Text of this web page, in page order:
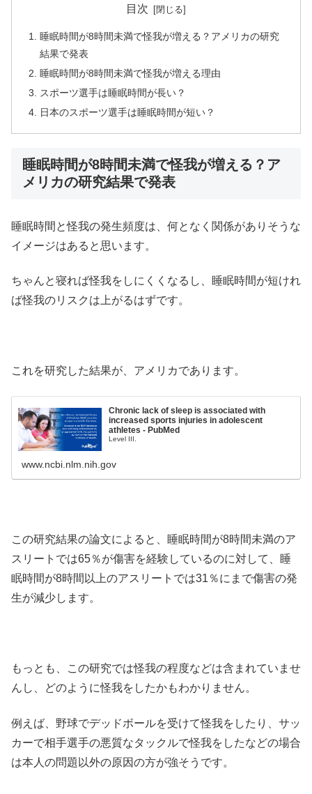
目次
睡眠時間が8時間未満で怪我が増える？アメリカの研究
結果で発表
睡眠時間が8時間未満で怪我が増える理由
スポーツ選手は睡眠時間が長い？
日本のスポーツ選手は睡眠時間が短い？
睡眠時間が8時間未満で怪我が増える？ア
メリカの研究結果で発表
睡眠時間と怪我の発生頻度は、何となく関係がありそうな
イメージはあると思います。
ちゃんと寝れば怪我をしにくくなるし、睡眠時間が短けれ
ば怪我のリスクは上がるはずです。
これを研究した結果が、アメリカであります。
Chronic lack of sleep is associated with
increased sports injuries in adolescent
athletes - PubMed
Level III.
www.ncbi.nlm.nih.gov
この研究結果の論文によると、睡眠時間が8時間未満のア
スリートでは65％が傷害を経験しているのに対して、睡
眠時間が8時間以上のアスリートでは31％にまで傷害の発
生が減少します。
もっとも、この研究では怪我の程度などは含まれていませ
んし、どのように怪我をしたかもわかりません。
例えば、野球でデッドボールを受けて怪我をしたり、サッ
カーで相手選手の悪質なタックルで怪我をしたなどの場合
は本人の問題以外の原因の方が強そうです。